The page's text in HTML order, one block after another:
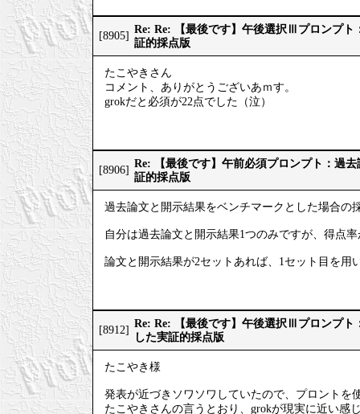
[8905]
Re: Re: 【最後です】午後選択Ⅲプロンプト
証的採点版
たこやきさん
コメント、ありがとうございあｍす。
grokだと必須が22点でした（泣）
[8906]
Re: 【最後です】午前必須プロンプト：過
証的採点版
過去論文と開示結果をベンチマークとした場合の
自分は過去論文と開示結果1つのみですが、得点
論文と開示結果が2セットあれば、1セット目を
[8912]
Re: Re: 【最後です】午後選択Ⅲプロンプト
した実証的採点版
たこやき様
発表が近づきソワソワしていたので、プロントを
たこやきさんの言うとおり、grokが現実に近い感